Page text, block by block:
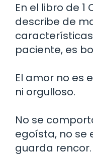
En el libro de 1
describe de
características
paciente, es
El amor no es
ni orgulloso.
No se
egoísta, no se
guarda rencor.